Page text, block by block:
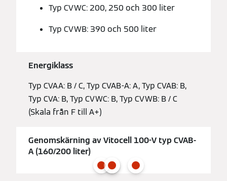
Typ CVWC: 200, 250 och 300 liter
Typ CVWB: 390 och 500 liter
Energiklass
Typ CVAA: B / C, Typ CVAB-A: A, Typ CVAB: B,
Typ CVA: B, Typ CVWC: B, Typ CVWB: B / C
(Skala från F till A+)
Genomskärning av Vitocell 100-V typ CVAB-
A (160/200 liter)